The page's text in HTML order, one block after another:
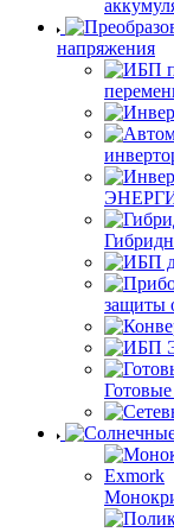
напряжения
защиты